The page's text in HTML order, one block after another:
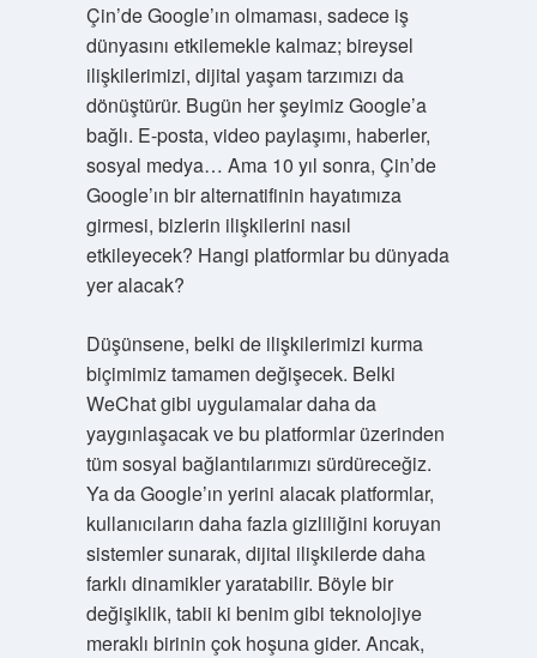
Çin’de Google’ın olmaması, sadece iş
dünyasını etkilemekle kalmaz; bireysel
ilişkilerimizi, dijital yaşam tarzımızı da
dönüştürür. Bugün her şeyimiz Google’a
bağlı. E-posta, video paylaşımı, haberler,
sosyal medya… Ama 10 yıl sonra, Çin’de
Google’ın bir alternatifinin hayatımıza
girmesi, bizlerin ilişkilerini nasıl
etkileyecek? Hangi platformlar bu dünyada
yer alacak?
Düşünsene, belki de ilişkilerimizi kurma
biçimimiz tamamen değişecek. Belki
WeChat gibi uygulamalar daha da
yaygınlaşacak ve bu platformlar üzerinden
tüm sosyal bağlantılarımızı sürdüreceğiz.
Ya da Google’ın yerini alacak platformlar,
kullanıcıların daha fazla gizliliğini koruyan
sistemler sunarak, dijital ilişkilerde daha
farklı dinamikler yaratabilir. Böyle bir
değişiklik, tabii ki benim gibi teknolojiye
meraklı birinin çok hoşuna gider. Ancak,